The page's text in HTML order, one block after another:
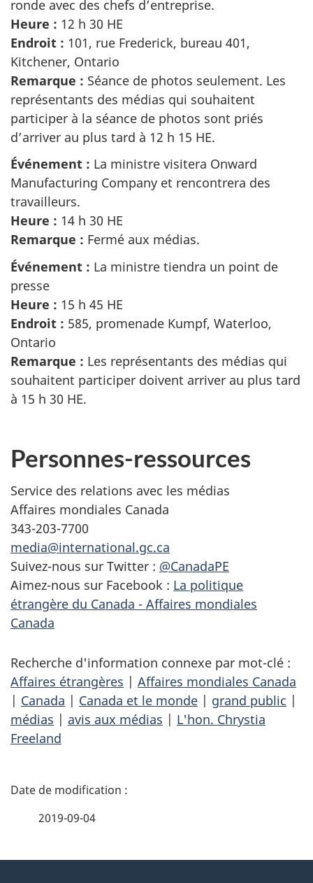
ronde avec des chefs d’entreprise.
Heure : 12 h 30 HE
Endroit : 101, rue Frederick, bureau 401,
Kitchener, Ontario
Remarque : Séance de photos seulement. Les
représentants des médias qui souhaitent
participer à la séance de photos sont priés
d’arriver au plus tard à 12 h 15 HE.
Événement : La ministre visitera Onward
Manufacturing Company et rencontrera des
travailleurs.
Heure : 14 h 30 HE
Remarque : Fermé aux médias.
Événement : La ministre tiendra un point de
presse
Heure : 15 h 45 HE
Endroit : 585, promenade Kumpf, Waterloo,
Ontario
Remarque : Les représentants des médias qui
souhaitent participer doivent arriver au plus tard
à 15 h 30 HE.
Personnes-ressources
Service des relations avec les médias
Affaires mondiales Canada
343-203-7700
media@international.gc.ca
Suivez-nous sur Twitter : @CanadaPE
Aimez-nous sur Facebook : La politique
étrangère du Canada - Affaires mondiales
Canada
Recherche d'information connexe par mot-clé :
Affaires étrangères | Affaires mondiales Canada
| Canada | Canada et le monde | grand public |
médias | avis aux médias | L'hon. Chrystia
Freeland
D
2019-09-04